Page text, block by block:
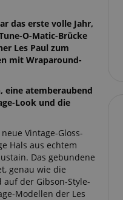
das erste volle Jahr,
O-Matic-Brücke
Les Paul zum
mit Wraparound-
eine atemberaubend
Look und die
Vintage-Gloss-
Hals aus echtem
Das gebundene
genau wie die
der Gibson-Style-
Modellen der Les